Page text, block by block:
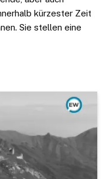
kürzester Zeit
Sie stellen eine